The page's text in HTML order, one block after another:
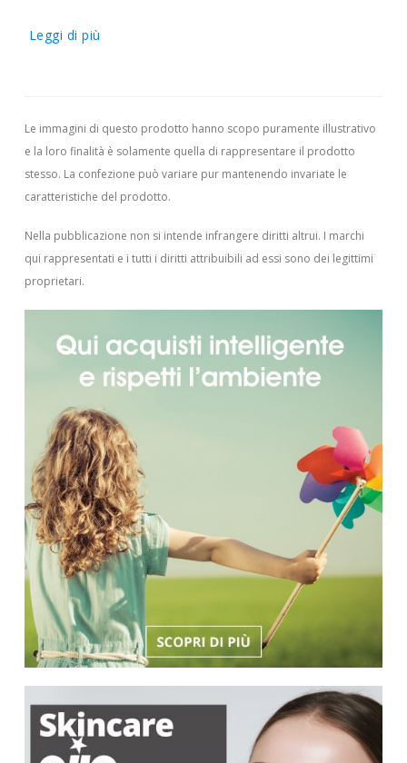
Leggi di più
Le immagini di questo prodotto hanno scopo puramente illustrativo
e la loro finalità è solamente quella di rappresentare il prodotto
stesso. La confezione può variare pur mantenendo invariate le
caratteristiche del prodotto.
Nella pubblicazione non si intende infrangere diritti altrui. I marchi
qui rappresentati e i tutti i diritti attribuibili ad essi sono dei legittimi
proprietari.